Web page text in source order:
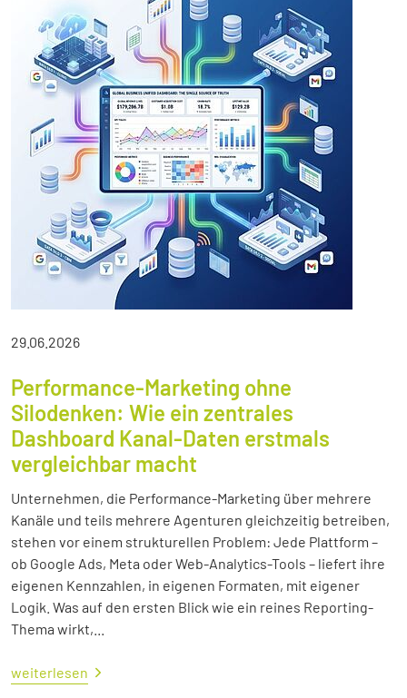
29.06.2026
Performance-Marketing ohne
Silodenken: Wie ein zentrales
Dashboard Kanal-Daten erstmals
vergleichbar macht
Unternehmen, die Performance-Marketing über mehrere
Kanäle und teils mehrere Agenturen gleichzeitig betreiben,
stehen vor einem strukturellen Problem: Jede Plattform –
ob Google Ads, Meta oder Web-Analytics-Tools – liefert ihre
eigenen Kennzahlen, in eigenen Formaten, mit eigener
Logik. Was auf den ersten Blick wie ein reines Reporting-
Thema wirkt,...
weiterlesen